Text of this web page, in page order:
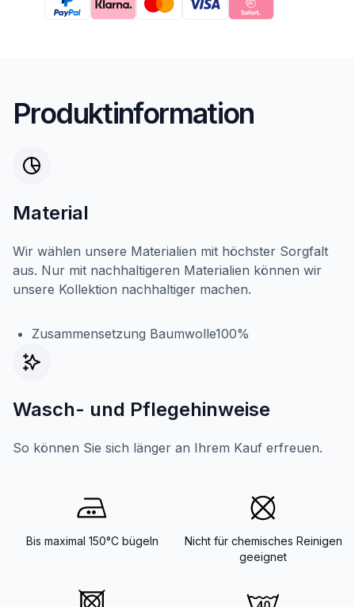
Produktinformation
Material
Wir wählen unsere Materialien mit höchster Sorgfalt
aus. Nur mit nachhaltigeren Materialien können wir
unsere Kollektion nachhaltiger machen.
Zusammensetzung Baumwolle100%
Wasch- und Pflegehinweise
So können Sie sich länger an Ihrem Kauf erfreuen.
Bis maximal 150°C bügeln
Nicht für chemisches Reinigen
geeignet